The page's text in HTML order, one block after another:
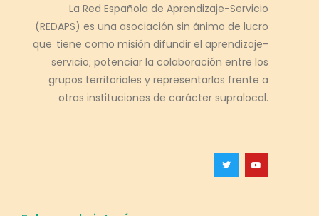
La Red Española de Aprendizaje-Servicio
(REDAPS) es una asociación sin ánimo de lucro
que tiene como misión difundir el aprendizaje-
servicio; potenciar la colaboración entre los
grupos territoriales y representarlos frente a
otras instituciones de carácter supralocal.